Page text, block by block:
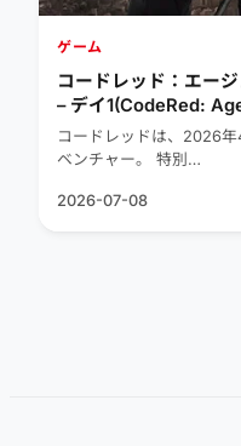
ゲーム
コードレッド：エー
– デイ1(CodeRed:
コードレッドは、2026
ベンチャー。 特別…
2026-07-08